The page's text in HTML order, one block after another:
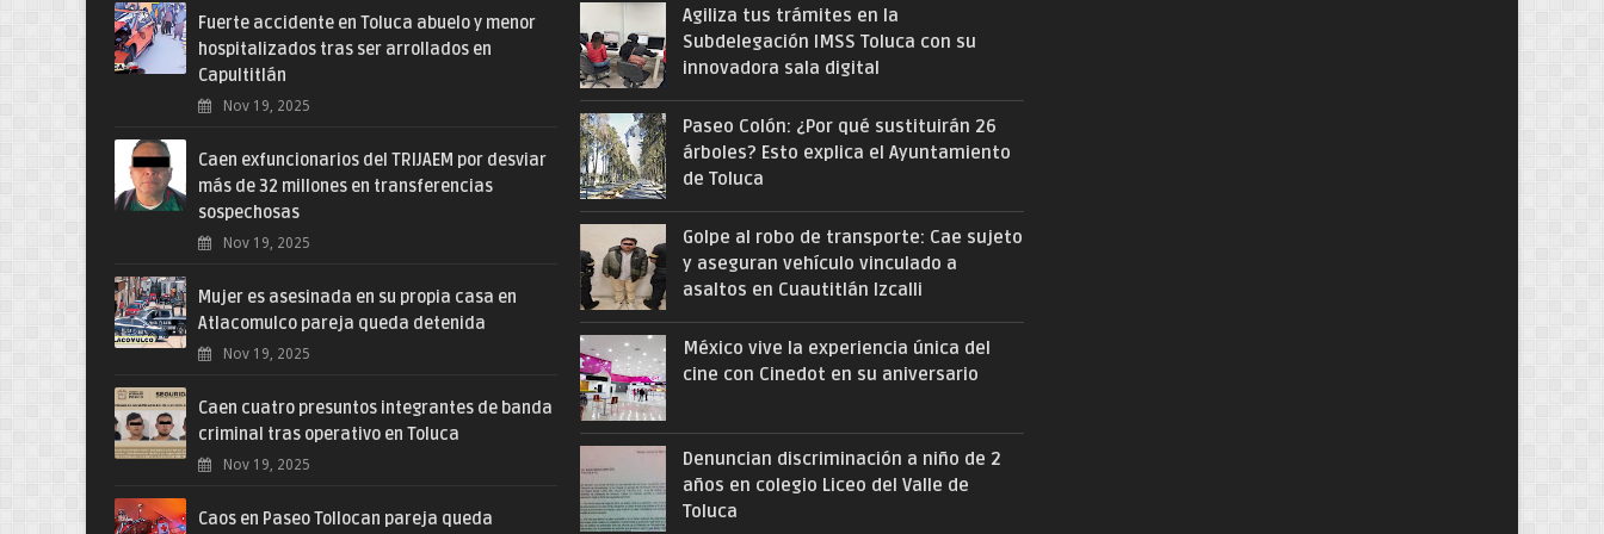
Fuerte accidente en Toluca abuelo y menor
hospitalizados tras ser arrollados en
Capultitlán
Nov 19, 2025
Caen exfuncionarios del TRIJAEM por desviar
más de 32 millones en transferencias
sospechosas
Nov 19, 2025
Mujer es asesinada en su propia casa en
Atlacomulco pareja queda detenida
Nov 19, 2025
Caen cuatro presuntos integrantes de banda
criminal tras operativo en Toluca
Nov 19, 2025
Caos en Paseo Tollocan pareja queda
Agiliza tus trámites en la
Subdelegación IMSS Toluca con su
innovadora sala digital
Paseo Colón: ¿Por qué sustituirán 26
árboles? Esto explica el Ayuntamiento
de Toluca
Golpe al robo de transporte: Cae sujeto
y aseguran vehículo vinculado a
asaltos en Cuautitlán Izcalli
México vive la experiencia única del
cine con Cinedot en su aniversario
Denuncian discriminación a niño de 2
años en colegio Liceo del Valle de
Toluca